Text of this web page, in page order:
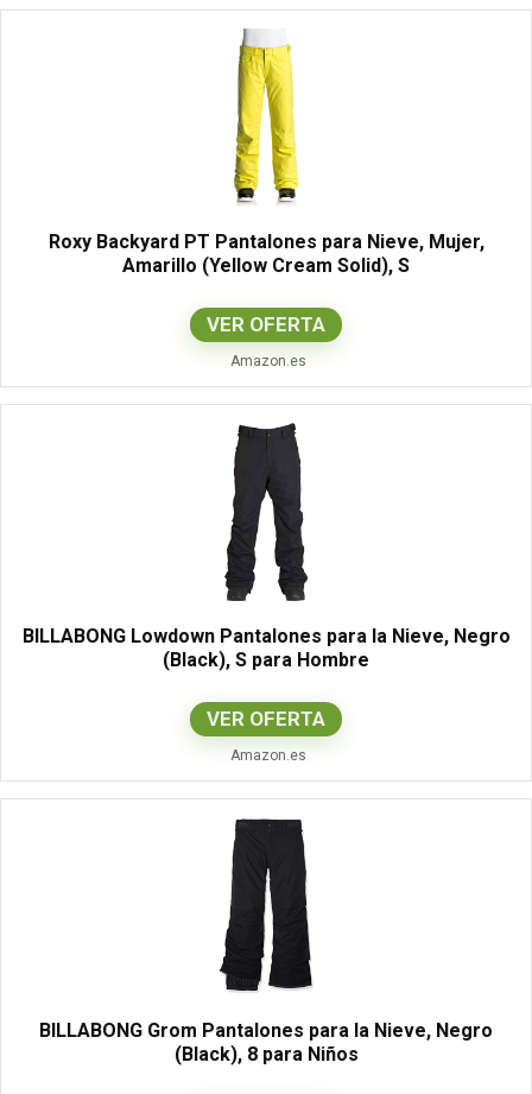
Roxy Backyard PT Pantalones para Nieve, Mujer,
Amarillo (Yellow Cream Solid), S
VER OFERTA
Amazon.es
BILLABONG Lowdown Pantalones para la Nieve, Negro
(Black), S para Hombre
VER OFERTA
Amazon.es
BILLABONG Grom Pantalones para la Nieve, Negro
(Black), 8 para Niños